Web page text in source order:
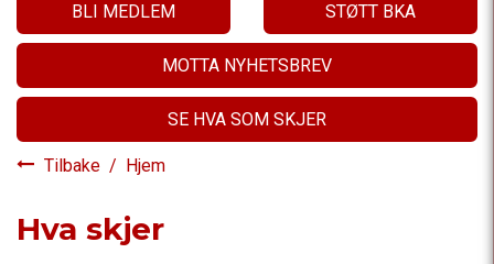
BLI MEDLEM STØTT BKA
MOTTA NYHETSBREV
SE HVA SOM SKJER
Tilbake / Hjem
Hva skjer